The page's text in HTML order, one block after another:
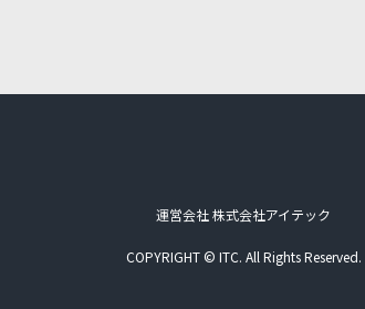
運営会社 株式会社アイテック
COPYRIGHT © ITC. All Rights Reserved.